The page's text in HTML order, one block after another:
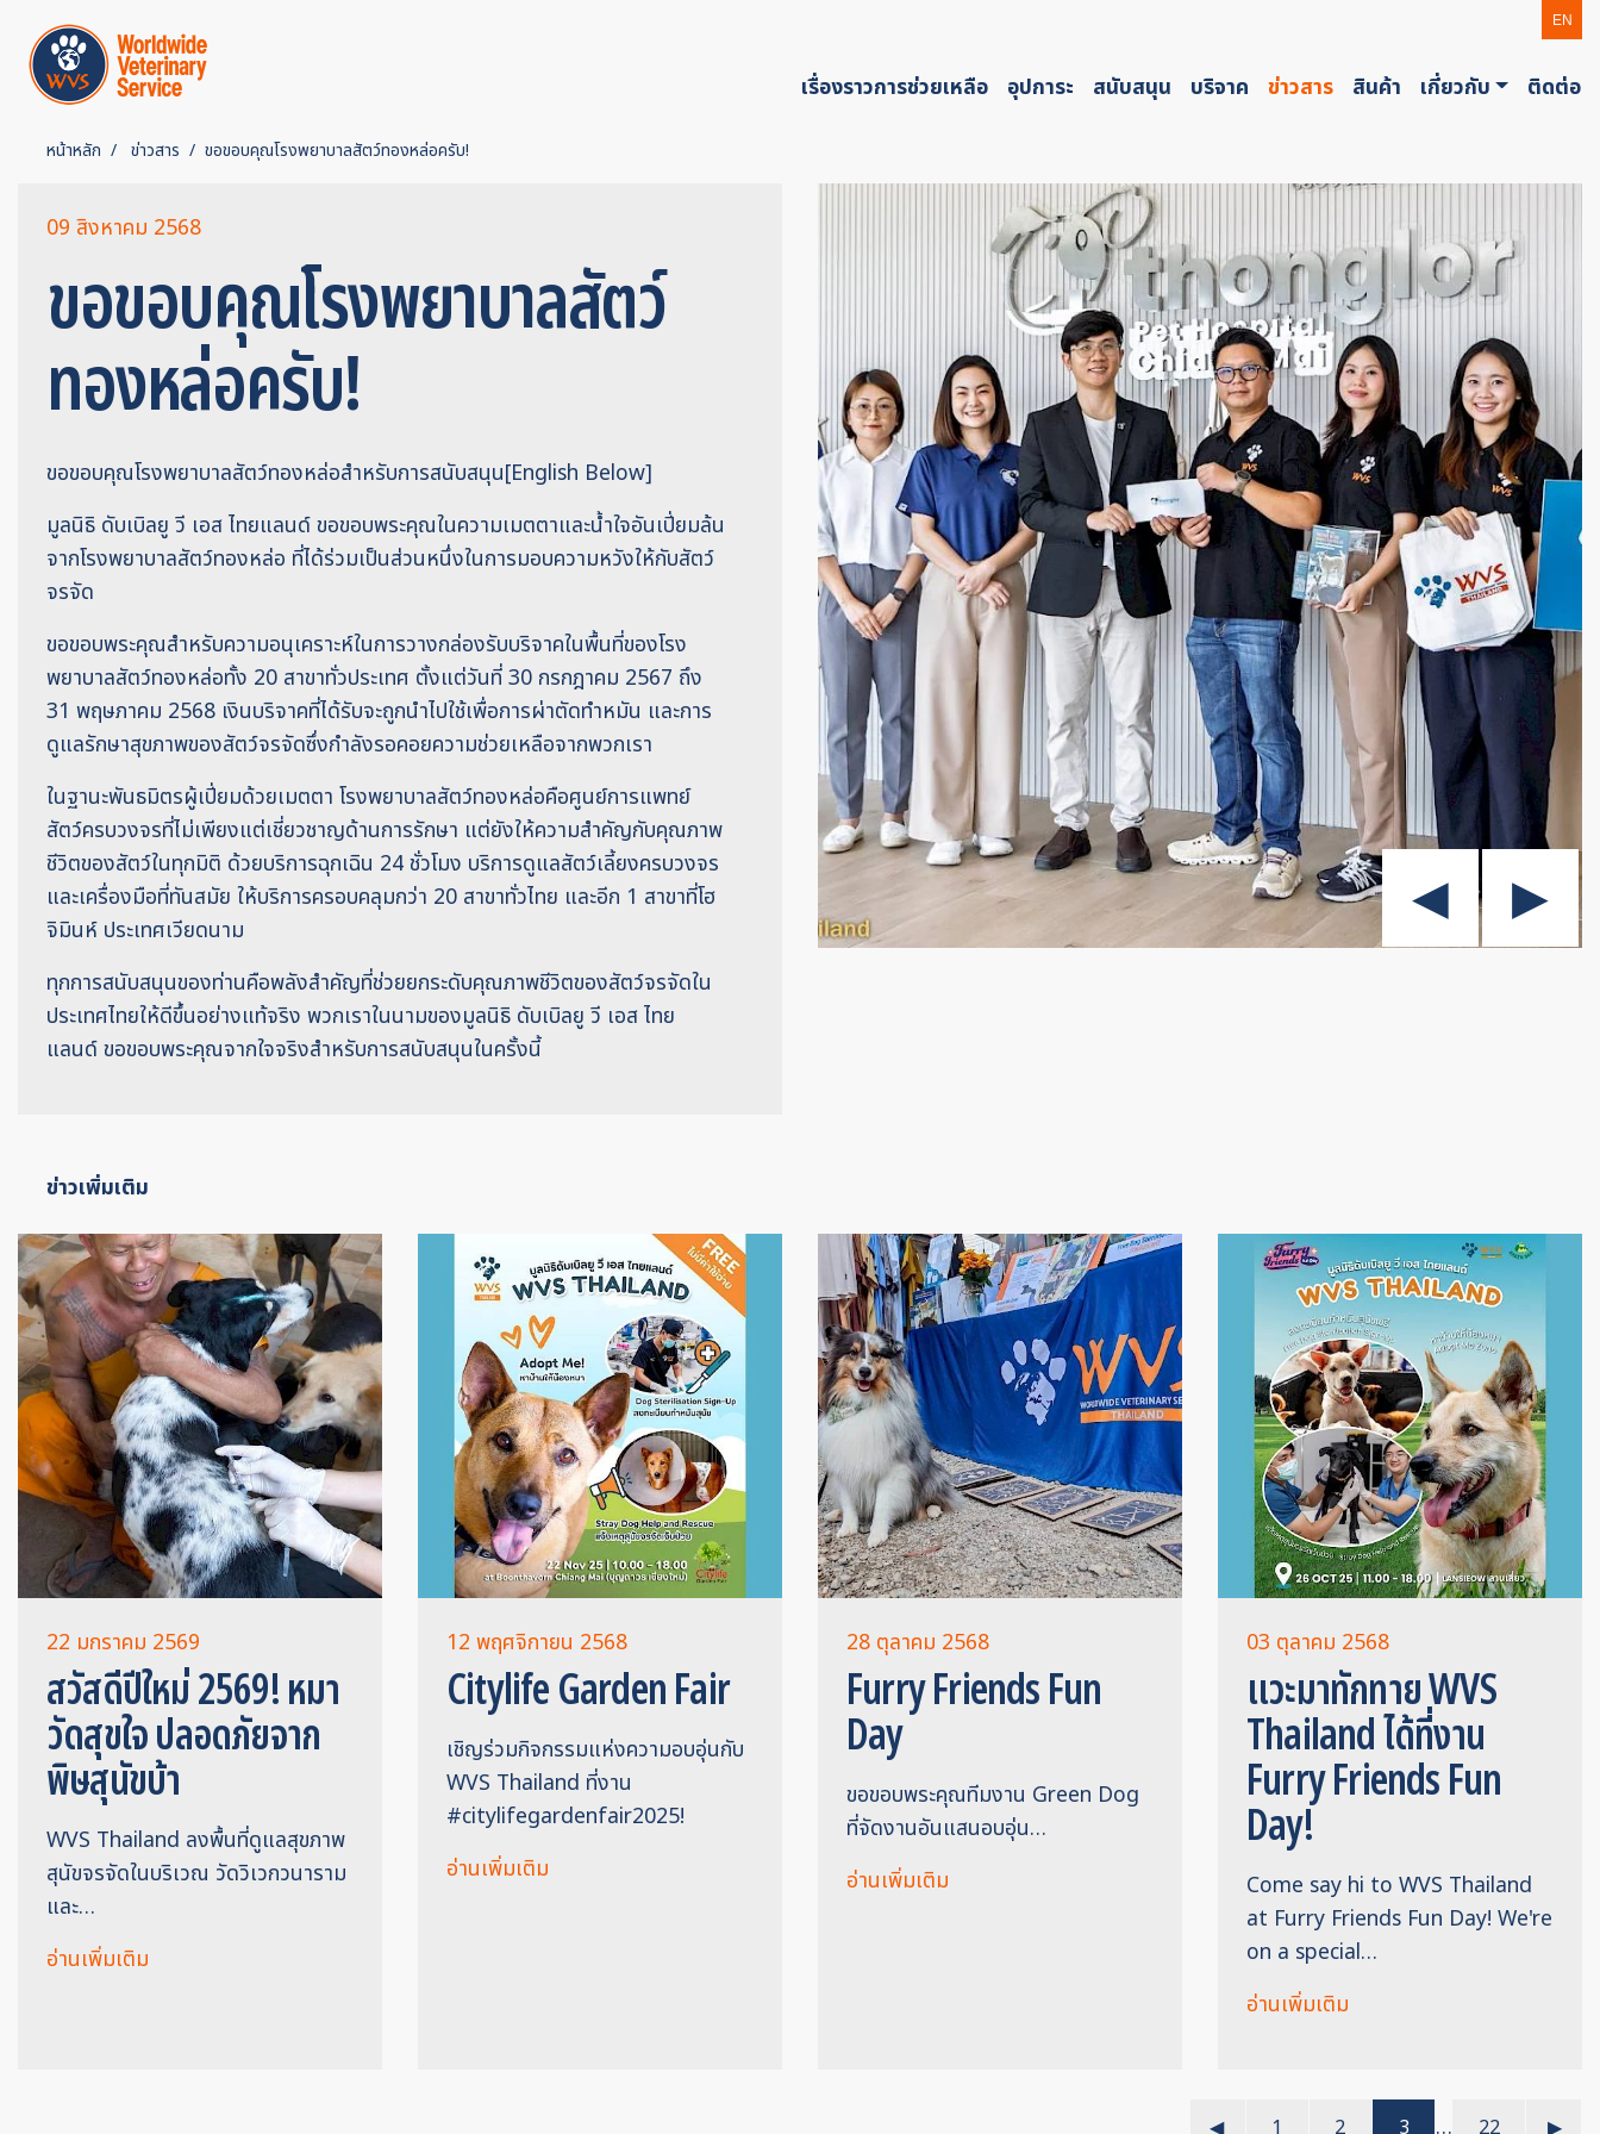
EN
เรื่องราวการช่วยเหลือ อุปการะ สนับสนุน บริจาค ข่าวสาร สินค้า เกี่ยวกับ ติดต่อ
หน้าหลัก ข่าวสาร ขอขอบคุณโรงพยาบาลสัตว์ทองหล่อครับ!
09 สิงหาคม 2568
ขอขอบคุณโรงพยาบาลสัตว์
ทองหล่อครับ!
ขอขอบคุณโรงพยาบาลสัตว์ทองหล่อสำหรับการสนับสนุน[English Below]
มูลนิธิ ดับเบิลยู วี เอส ไทยแลนด์ ขอขอบพระคุณในความเมตตาและน้ำใจอันเปี่ยมล้น
จากโรงพยาบาลสัตว์ทองหล่อ ที่ได้ร่วมเป็นส่วนหนึ่งในการมอบความหวังให้กับสัตว์
จรจัด
ขอขอบพระคุณสำหรับความอนุเคราะห์ในการวางกล่องรับบริจาคในพื้นที่ของโรง
พยาบาลสัตว์ทองหล่อทั้ง 20 สาขาทั่วประเทศ ตั้งแต่วันที่ 30 กรกฎาคม 2567 ถึง
31 พฤษภาคม 2568 เงินบริจาคที่ได้รับจะถูกนำไปใช้เพื่อการผ่าตัดทำหมัน และการ
ดูแลรักษาสุขภาพของสัตว์จรจัดซึ่งกำลังรอคอยความช่วยเหลือจากพวกเรา
ในฐานะพันธมิตรผู้เปี่ยมด้วยเมตตา โรงพยาบาลสัตว์ทองหล่อคือศูนย์การแพทย์
สัตว์ครบวงจรที่ไม่เพียงแต่เชี่ยวชาญด้านการรักษา แต่ยังให้ความสำคัญกับคุณภาพ
ชีวิตของสัตว์ในทุกมิติ ด้วยบริการฉุกเฉิน 24 ชั่วโมง บริการดูแลสัตว์เลี้ยงครบวงจร
และเครื่องมือที่ทันสมัย ให้บริการครอบคลุมกว่า 20 สาขาทั่วไทย และอีก 1 สาขาที่โฮ
จิมินห์ ประเทศเวียดนาม
ทุกการสนับสนุนของท่านคือพลังสำคัญที่ช่วยยกระดับคุณภาพชีวิตของสัตว์จรจัดใน
ประเทศไทยให้ดีขึ้นอย่างแท้จริง พวกเราในนามของมูลนิธิ ดับเบิลยู วี เอส ไทย
แลนด์ ขอขอบพระคุณจากใจจริงสำหรับการสนับสนุนในครั้งนี้
ข่าวเพิ่มเติม
22 มกราคม 2569
สวัสดีปีใหม่ 2569! หมา
วัดสุขใจ ปลอดภัยจาก
พิษสุนัขบ้า
WVS Thailand ลงพื้นที่ดูแลสุขภาพ
สุนัขจรจัดในบริเวณ วัดวิเวกวนาราม
และ…
อ่านเพิ่มเติม
12 พฤศจิกายน 2568
Citylife Garden Fair
เชิญร่วมกิจกรรมแห่งความอบอุ่นกับ
WVS Thailand ที่งาน
#citylifegardenfair2025!
อ่านเพิ่มเติม
28 ตุลาคม 2568
Furry Friends Fun
Day
ขอขอบพระคุณทีมงาน Green Dog
ที่จัดงานอันแสนอบอุ่น…
อ่านเพิ่มเติม
03 ตุลาคม 2568
แวะมาทักทาย WVS
Thailand ได้ที่งาน
Furry Friends Fun
Day!
Come say hi to WVS Thailand
at Furry Friends Fun Day! We're
on a special…
อ่านเพิ่มเติม
◀︎ 1 2 3 22 ▶︎